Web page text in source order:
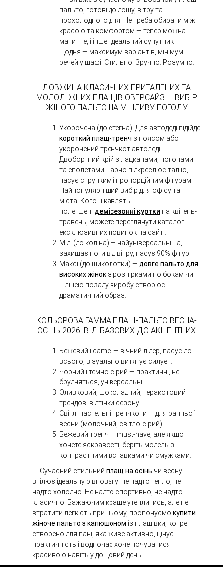
пальто, готові до дощу, вітру та
прохолодного дня. Не треба обирати між
красою та комфортом — тепер можна
мати і те, і інше. Ідеальний супутник
щодня — максимум варіантів, мінімум
речей у шафі. Стильно. Зручно. Розумно.
ДОВЖИНА КЛАСИЧНИХ ПРИТАЛЕНИХ ТА
МОЛОДІЖНИХ ПЛАЩІВ ОВЕРСАЙЗ — ВИБІР
ЖІНОГО ПАЛЬТО НА МІНЛИВУ ПОГОДУ
Укорочена (до стегна). Для автодеді підійде
короткий плащ-тренч з поясом або
укорочений тренчкот автоледі.
Двобортний крій з лацканами, погонами
та еполетами. Гарно підкреслює талію,
пасує струнким і пропорційним фігурам.
Найпопулярніший вибір для офісу та
міста. Кого цікавлять
полегшені демісезонні куртки на квітень-
травень, можете переглянути каталог
ексклюзивних новинок на сайті.
Міді (до коліна) — найуніверсальніша,
захищає ноги від вітру, пасує 90% фігур.
Максі (до щиколотки) — довге пальто для
високих жінок з розпірками по бокам чи
шліцею позаду виробу створює
драматичний образ.
КОЛЬОРОВА ГАММА ПЛАЩ-ПАЛЬТО ВЕСНА-
ОСІНЬ 2026: ВІД БАЗОВИХ ДО АКЦЕНТНИХ
Бежевий і camel — вічний лідер, пасує до
всього, візуально витягує силует.
Чорний і темно-сірий — практичні, не
брудняться, універсальні.
Оливковий, шоколадний, теракотовий —
трендові відтінки сезону.
Світлі пастельні тренчкоти — для ранньої
весни (молочний, світло-сірий).
Бежевий тренч — must-have, але якщо
хочете яскравості, беріть модель з
контрастними вставками чи смужками.
Сучасний стильний плащ на осінь чи весну
втілює ідеальну рівновагу: не надто тепло, не
надто холодно. Не надто спортивно, не надто
класично. Бажаючим краще утеплитись, але не
втратити легкість при цьому, пропонуємо купити
жіноче пальто з капюшоном із плащівки, котре
створено для пані, яка живе активно, цінує
практичність і водночас хоче почуватися
красивою навіть у дощовий день.